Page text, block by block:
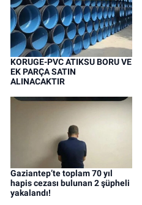
KORUGE-PVC ATIKSU BORU VE
EK PARÇA SATIN
ALINACAKTIR
Gaziantep’te toplam 70 yıl
hapis cezası bulunan 2 şüpheli
yakalandı!